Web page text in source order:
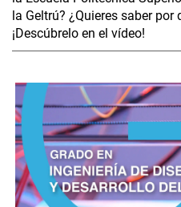
la Geltrú? ¿Quieres saber
¡Descúbrelo en el vídeo!